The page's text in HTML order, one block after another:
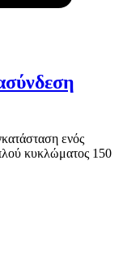
ενός
κυκλώματος 150